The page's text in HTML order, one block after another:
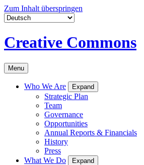
Zum Inhalt überspringen
Creative Commons
Menu
Who We Are Expand
Strategic Plan
Team
Governance
Opportunities
Annual Reports & Financials
History
Press
What We Do
Expand